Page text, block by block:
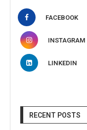
FACEBOOK
INSTAGRAM
LINKEDIN
RECENT POSTS